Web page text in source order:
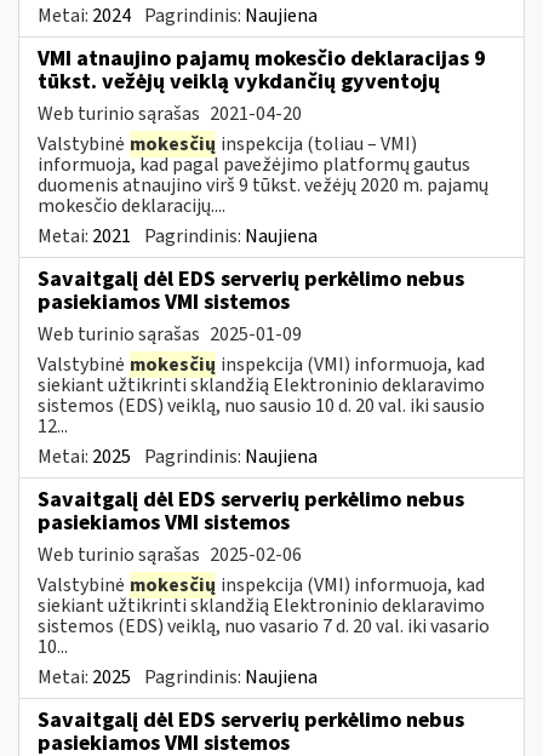
Metai: 2024 Pagrindinis: Naujiena
VMI atnaujino pajamų mokesčio deklaracijas 9
tūkst. vežėjų veiklą vykdančių gyventojų
Web turinio sąrašas 2021-04-20
Valstybinė mokesčių inspekcija (toliau – VMI)
informuoja, kad pagal pavežėjimo platformų gautus
duomenis atnaujino virš 9 tūkst. vežėjų 2020 m. pajamų
mokesčio deklaracijų....
Metai: 2021 Pagrindinis: Naujiena
Savaitgalį dėl EDS serverių perkėlimo nebus
pasiekiamos VMI sistemos
Web turinio sąrašas 2025-01-09
Valstybinė mokesčių inspekcija (VMI) informuoja, kad
siekiant užtikrinti sklandžią Elektroninio deklaravimo
sistemos (EDS) veiklą, nuo sausio 10 d. 20 val. iki sausio
12...
Metai: 2025 Pagrindinis: Naujiena
Savaitgalį dėl EDS serverių perkėlimo nebus
pasiekiamos VMI sistemos
Web turinio sąrašas 2025-02-06
Valstybinė mokesčių inspekcija (VMI) informuoja, kad
siekiant užtikrinti sklandžią Elektroninio deklaravimo
sistemos (EDS) veiklą, nuo vasario 7 d. 20 val. iki vasario
10...
Metai: 2025 Pagrindinis: Naujiena
Savaitgalį dėl EDS serverių perkėlimo nebus
pasiekiamos VMI sistemos